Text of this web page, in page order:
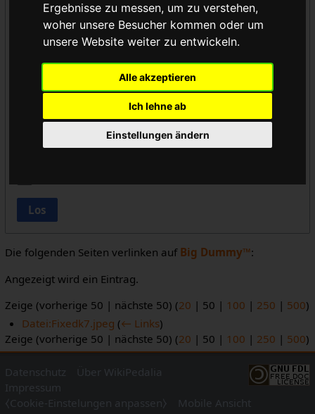
Ergebnisse zu messen, um zu verstehen,
woher unsere Besucher kommen oder um
unsere Website weiter zu entwickeln.
Alle akzeptieren
Ich lehne ab
Einstellungen ändern
Seite:
Vorlageneinbindungen ausblenden
Links ausblenden
Los
Die folgenden Seiten verlinken auf Big Dummy™:
Angezeigt wird ein Eintrag.
Zeige (vorherige 50 | nächste 50) (20 | 50 | 100 | 250 | 500)
Datei:Fixedk7.jpeg (← Links)
Zeige (vorherige 50 | nächste 50) (20 | 50 | 100 | 250 | 500)
Datenschutz
Über WikiPedalia
Impressum
⧼Cookie-Einstelungen anpassen⧽
Mobile Ansicht